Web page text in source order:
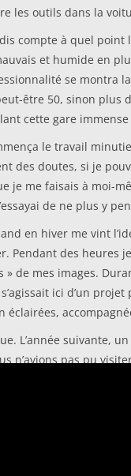
les outils dans la
compte à quel point
et humide en
se montra
être 50, sinon plus
cette gare
le travail
des doutes, si je
je me faisais à moi-
de ne plus y
en hiver me vint
Pendant des
de mes images.
ici d’un
L’année suivante,
pas pu